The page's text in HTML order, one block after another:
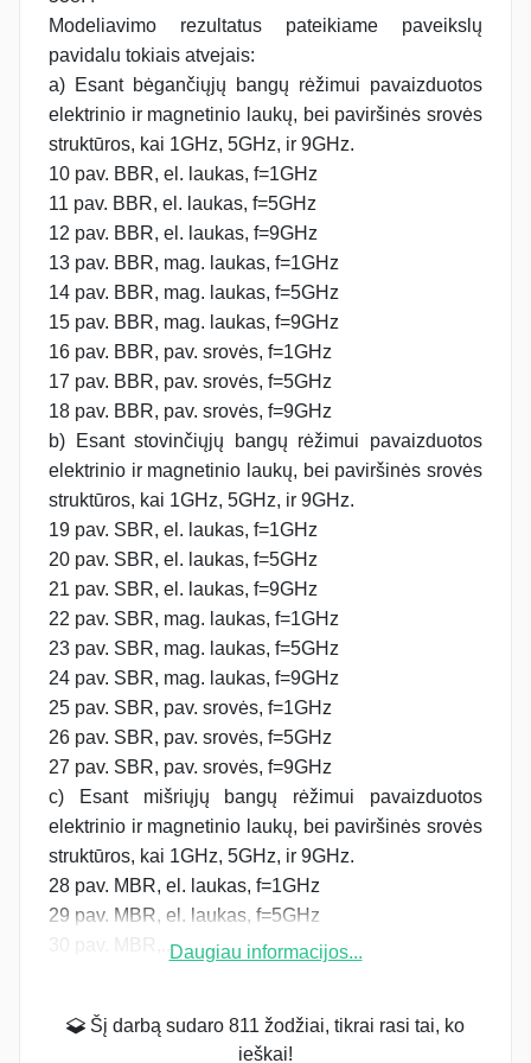
Modeliavimo rezultatus pateikiame paveikslų
pavidalu tokiais atvejais:
a) Esant bėgančiųjų bangų rėžimui pavaizduotos
elektrinio ir magnetinio laukų, bei paviršinės srovės
struktūros, kai 1GHz, 5GHz, ir 9GHz.
10 pav. BBR, el. laukas, f=1GHz
11 pav. BBR, el. laukas, f=5GHz
12 pav. BBR, el. laukas, f=9GHz
13 pav. BBR, mag. laukas, f=1GHz
14 pav. BBR, mag. laukas, f=5GHz
15 pav. BBR, mag. laukas, f=9GHz
16 pav. BBR, pav. srovės, f=1GHz
17 pav. BBR, pav. srovės, f=5GHz
18 pav. BBR, pav. srovės, f=9GHz
b) Esant stovinčiųjų bangų rėžimui pavaizduotos
elektrinio ir magnetinio laukų, bei paviršinės srovės
struktūros, kai 1GHz, 5GHz, ir 9GHz.
19 pav. SBR, el. laukas, f=1GHz
20 pav. SBR, el. laukas, f=5GHz
21 pav. SBR, el. laukas, f=9GHz
22 pav. SBR, mag. laukas, f=1GHz
23 pav. SBR, mag. laukas, f=5GHz
24 pav. SBR, mag. laukas, f=9GHz
25 pav. SBR, pav. srovės, f=1GHz
26 pav. SBR, pav. srovės, f=5GHz
27 pav. SBR, pav. srovės, f=9GHz
c) Esant mišriųjų bangų rėžimui pavaizduotos
elektrinio ir magnetinio laukų, bei paviršinės srovės
struktūros, kai 1GHz, 5GHz, ir 9GHz.
28 pav. MBR, el. laukas, f=1GHz
29 pav. MBR, el. laukas, f=5GHz
30 pav. MBR,...Daugiau informacijos...
Šį darbą sudaro 811 žodžiai, tikrai rasi tai, ko
ieškai!